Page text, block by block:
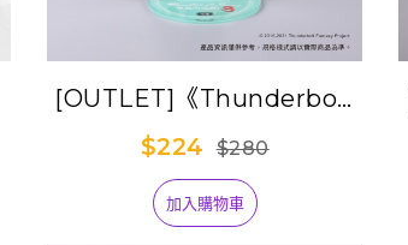
[OUTLET]《Thunderbolt
Fantasy 東離劍遊紀３》角
$224 $280
加入購物車